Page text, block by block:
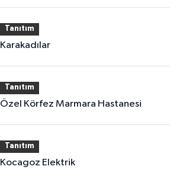
Tanıtım
Karakadılar
Tanıtım
Özel Körfez Marmara Hastanesi
Tanıtım
Kocagoz Elektrik